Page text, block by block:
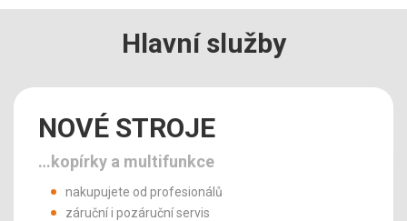
Hlavní služby
NOVÉ STROJE
…kopírky a multifunkce
nakupujete od profesionálů
záruční i pozáruční servis